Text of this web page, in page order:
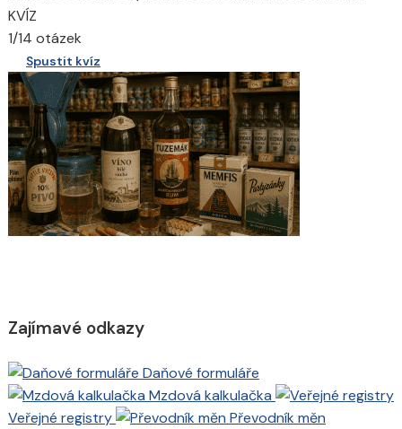
KVÍZ
1/14 otázek
Spustit kvíz
Zajímavé odkazy
Daňové formuláře
Mzdová kalkulačka
Veřejné registry
Převodník měn